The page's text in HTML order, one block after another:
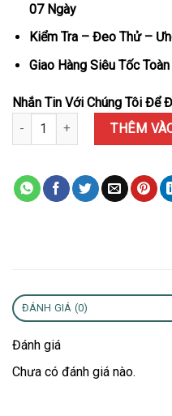
07 Ngày
Kiểm Tra – Đeo Thử –
Giao Hàng Siêu Tốc
Nhắn Tin Với Chúng Tôi Để
Đồng Hồ Richard Mille
THÊM
ĐÁNH GIÁ (0)
Đánh giá
Chưa có đánh giá nào.